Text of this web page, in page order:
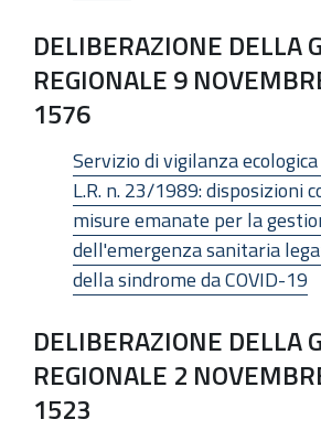
DELIBERAZIONE DELLA
REGIONALE 9
1576
Servizio di vigilanza
L.R. n. 23/1989: disposizioni
misure emanate per la
dell'emergenza sanitaria
della sindrome da COVID-19
DELIBERAZIONE DELLA
REGIONALE 2
1523